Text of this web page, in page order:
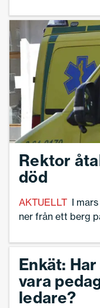
Efter det har
mot elever
Ann-Charlotte
Rektor
död
AKTUELLT I
ner från ett berg
misstänkt för
annans död,
Enkät:
vara
ledare?